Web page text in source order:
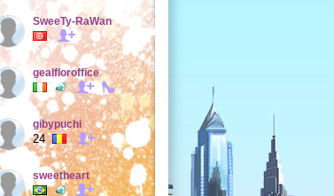
SweeTy-RaWan
gealfloroffice
gibypuchi
24
sweetheart